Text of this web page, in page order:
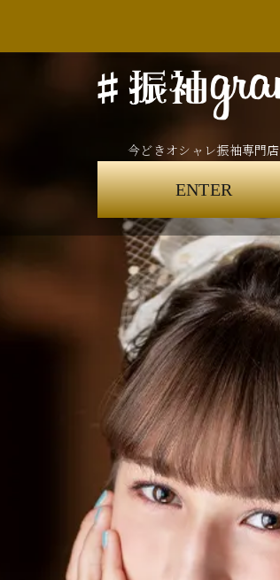
今どきオシャレ振袖専門店
ENTER